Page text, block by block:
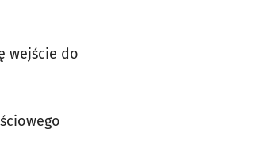
wejście do